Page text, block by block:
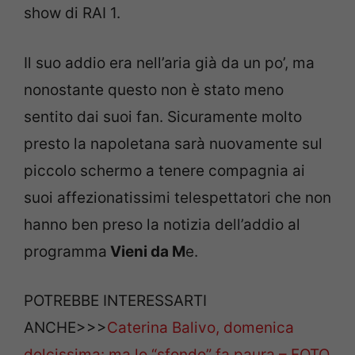
show di RAI 1.
Il suo addio era nell’aria già da un po’, ma
nonostante questo non è stato meno
sentito dai suoi fan. Sicuramente molto
presto la napoletana sarà nuovamente sul
piccolo schermo a tenere compagnia ai
suoi affezionatissimi telespettatori che non
hanno ben preso la notizia dell’addio al
programma Vieni da Me.
POTREBBE INTERESSARTI
ANCHE>>>Caterina Balivo, domenica